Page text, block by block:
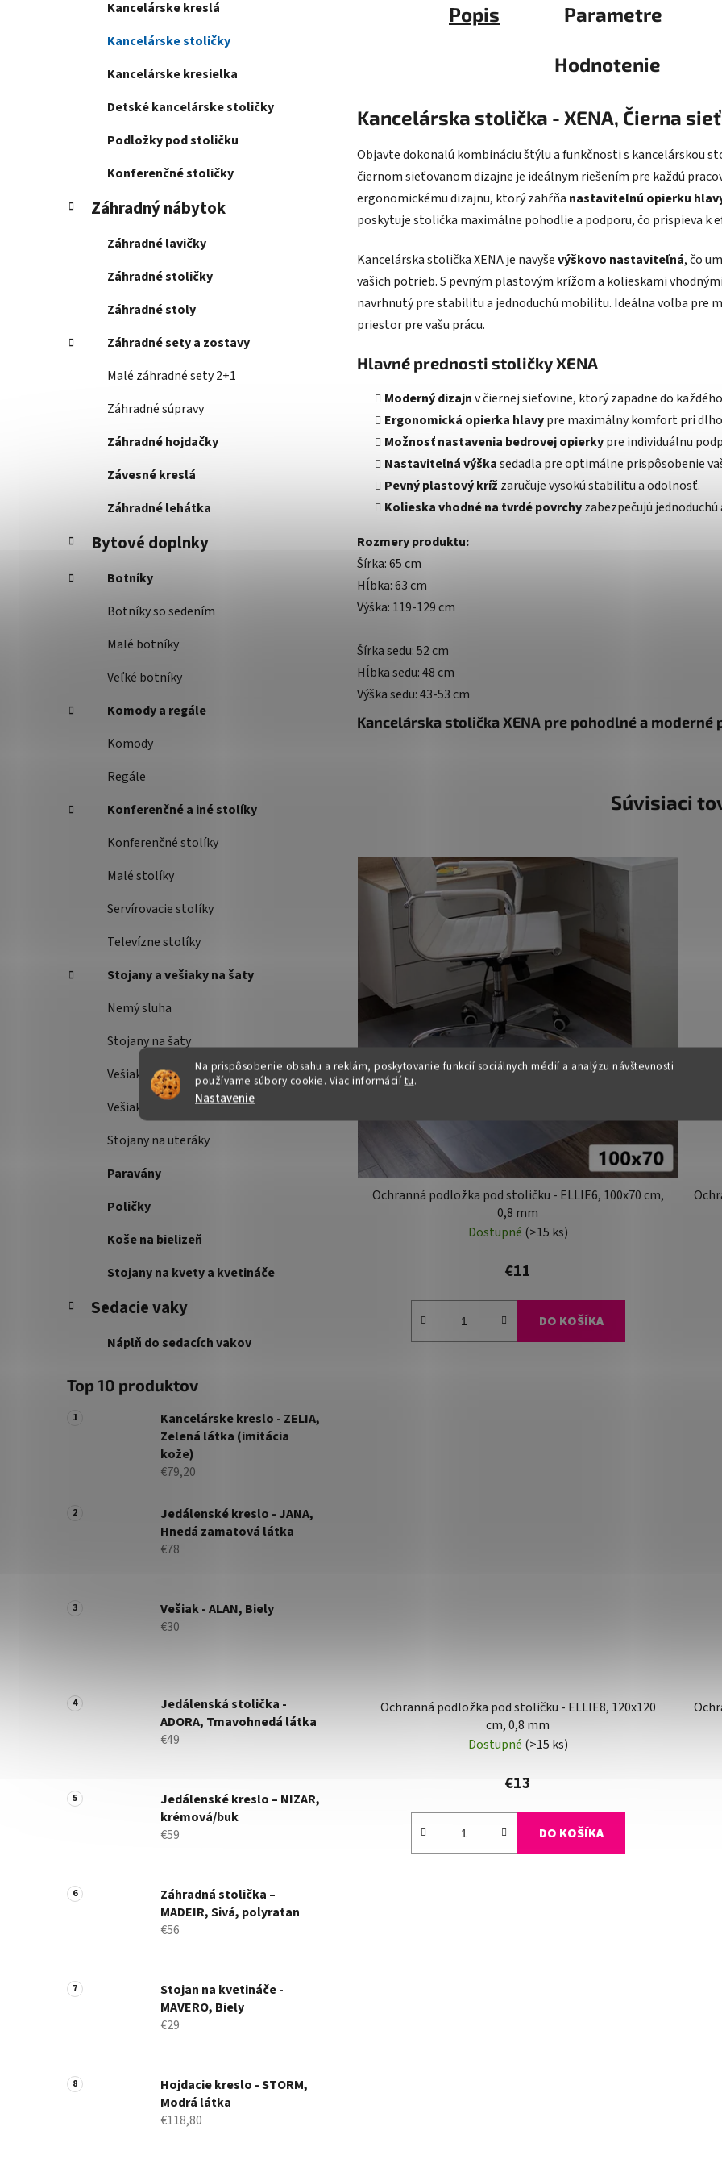
Na prispôsobenie obsahu a reklám, poskytovanie funkcií sociálnych médií a analýzu návštevnosti
používame súbory cookie. Viac informácií tu.
Nastavenie
Kancelárske kreslá
Kancelárske stoličky
Kancelárske kresielka
Detské kancelárske stoličky
Podložky pod stoličku
Konferenčné stoličky
Záhradný nábytok
Záhradné lavičky
Záhradné stoličky
Záhradné stoly
Záhradné sety a zostavy
Malé záhradné sety 2+1
Záhradné súpravy
Záhradné hojdačky
Závesné kreslá
Záhradné lehátka
Bytové doplnky
Botníky
Botníky so sedením
Malé botníky
Veľké botníky
Komody a regále
Komody
Regále
Konferenčné a iné stolíky
Konferenčné stolíky
Malé stolíky
Servírovacie stolíky
Televízne stolíky
Stojany a vešiaky na šaty
Nemý sluha
Stojany na šaty
Vešiaky
Vešiakové steny
Stojany na uteráky
Paravány
Poličky
Koše na bielizeň
Stojany na kvety a kvetináče
Sedacie vaky
Náplň do sedacích vakov
Top 10 produktov
Kancelárske kreslo - ZELIA,
Zelená látka (imitácia
kože)
€79,20
Jedálenské kreslo - JANA,
Hnedá zamatová látka
€78
Vešiak - ALAN, Biely
€30
Jedálenská stolička -
ADORA, Tmavohnedá látka
€49
Jedálenské kreslo – NIZAR,
krémová/buk
€59
Záhradná stolička –
MADEIR, Sivá, polyratan
€56
Stojan na kvetináče -
MAVERO, Biely
€29
Hojdacie kreslo - STORM,
Modrá látka
€118,80
Popis Parametre
Hodnotenie
Kancelárska stolička - XENA, Čierna
Objavte dokonalú kombináciu štýlu a funkčnosti s kancelárskou
čiernom sieťovanom dizajne je ideálnym riešením pre každú
ergonomickému dizajnu, ktorý zahŕňa nastaviteľnú opierku
poskytuje stolička maximálne pohodlie a podporu, čo prispieva k
Kancelárska stolička XENA je navyševýškovo nastaviteľná, čo
vašich potrieb. S pevným plastovým krížom a kolieskami
navrhnutý pre stabilitu a jednoduchú mobilitu. Ideálna voľba pre
priestor pre vašu prácu.
Hlavné prednosti stoličky XENA
Moderný dizajnv čiernej sieťovine, ktorý zapadne do
Ergonomická opierka hlavypre maximálny komfort pri
Možnosť nastavenia bedrovej opierkypre individuálnu
Nastaviteľná výškasedadla pre optimálne prispôsobenie
Pevný plastový kríž zaručuje vysokú stabilitu a odolnosť.
Kolieska vhodné na tvrdé povrchyzabezpečujú
Rozmery produktu:
Šírka: 65 cm
Hĺbka: 63 cm
Výška: 119-129 cm
Šírka sedu: 52 cm
Hĺbka sedu: 48 cm
Výška sedu: 43-53 cm
Kancelárska stolička XENA pre pohodlné a
Súvisiaci
Ochranná podložka pod stoličku - ELLIE6, 100x70 cm,
0,8 mm
Dostupné (>15 ks)
€11
DO KOŠÍKA
Ochranná podložka pod stoličku - ELLIE8, 120x120
cm, 0,8 mm
Dostupné (>15 ks)
€13
DO KOŠÍKA